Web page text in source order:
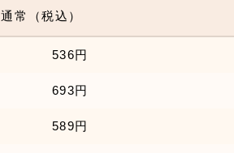
通常（税込）
536円
693円
589円